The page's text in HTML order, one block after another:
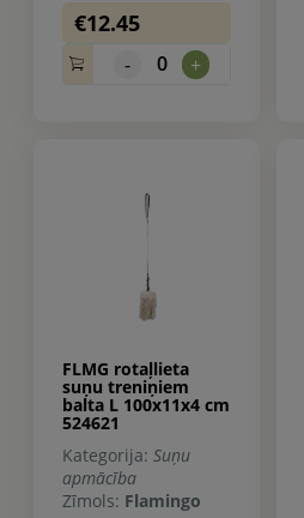
€12.45
- 0 +
FLMG rotaļlieta
suņu treniņiem
balta L 100x11x4 cm
524621
Kategorija: Suņu
apmācība
Zīmols: Flamingo